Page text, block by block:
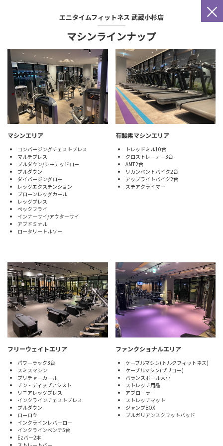
×
エニタイムフィットネス 武蔵小杉店
マシンラインナップ
マシンエリア
コンバージングチェストプレス
マルチプレス
プルダウン/シーテッドロー
プルダウン
ダイバージングロー
レッグエクステンション
プローンレッグカール
レッグプレス
ペックフライ
インナーサイ/アウターサイ
アブドミナル
ロータリートルソー
有酸素マシンエリア
トレッドミル10台
クロストレーナー3台
AMT2台
リカンベントバイク2台
アップライトバイク2台
ステアクライマー
フリーウェイトエリア
パワーラック3台
スミスマシン
プリチャーカール
チン・ディップアシスト
リニアレッグプレス
インクラインチェストプレス
プルダウン
ローロウ
インクラインレバーロー
インクラインベンチ5台
Ezバー2本
ファンクショナルエリア
ケーブルマシン(トルクフィットネス)
ケーブルマシン(プリコー)
バランスボール大小
ストレッチ用品
アブローラー
ストレッチマット
ジャンプBOX
ブルガリアンスクワットパッド